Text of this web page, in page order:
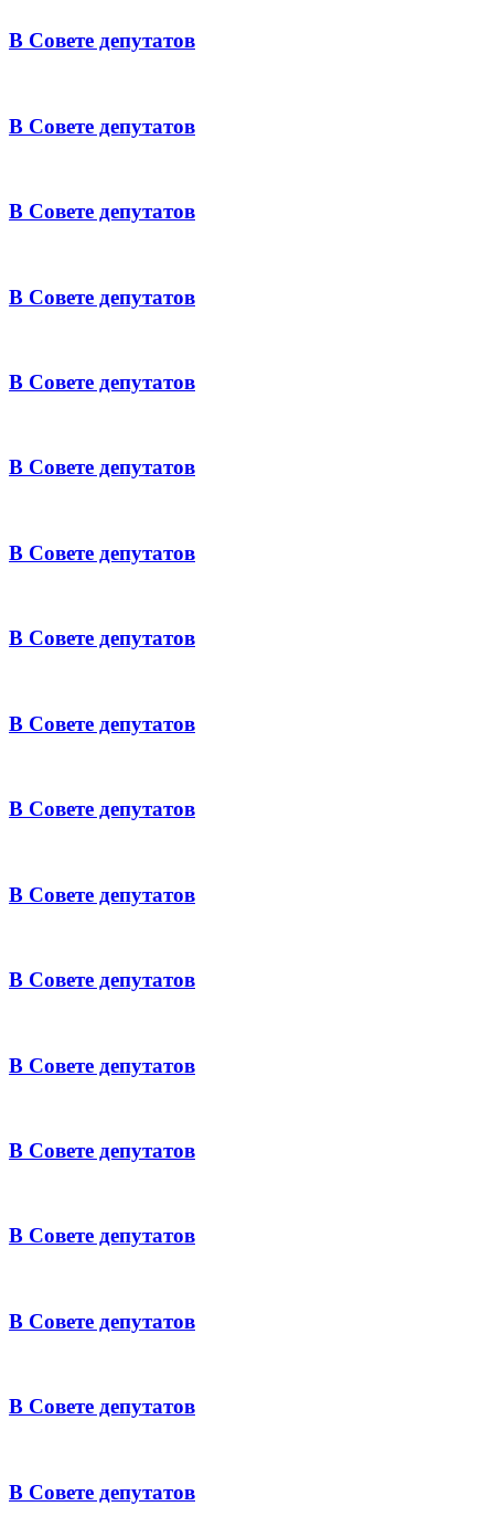
В Совете депутатов
В Совете депутатов
В Совете депутатов
В Совете депутатов
В Совете депутатов
В Совете депутатов
В Совете депутатов
В Совете депутатов
В Совете депутатов
В Совете депутатов
В Совете депутатов
В Совете депутатов
В Совете депутатов
В Совете депутатов
В Совете депутатов
В Совете депутатов
В Совете депутатов
В Совете депутатов